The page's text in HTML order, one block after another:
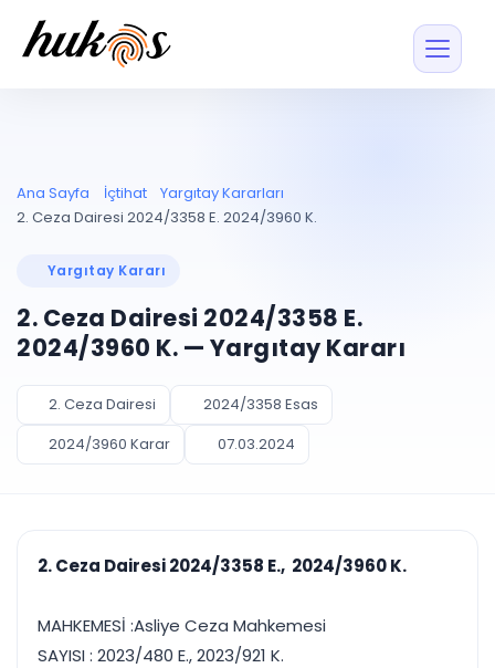
Entegrasyonu
UYAP ile otomatik
UYAP Evrak
Entegrasyonu
UETS Entegrasyonu
Tebligatları anında
Müvekkil ve taraf
Vekalet
PLANLAMA & TAKİP
Pano ve Takip
Duruşma ve görev
takvimi
Bildirim
Süreleri asla kaçırmayın
takibi
Blog
Ücretsiz Başlayın Giriş Yap
Ana Sayfa İçtihat
Yargıtay Kararları
2. Ceza Dairesi 2024/3358 E. 2024/3960 K.
Yargıtay Kararı
2. Ceza Dairesi 2024/3358 E.
2024/3960 K. — Yargıtay Kararı
2. Ceza Dairesi
2024/3358 Esas
2024/3960 Karar
07.03.2024
2. Ceza Dairesi 2024/3358 E., 2024/3960 K.
MAHKEMESİ :Asliye Ceza Mahkemesi
SAYISI : 2023/480 E., 2023/921 K.